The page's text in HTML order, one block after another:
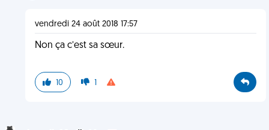
vendredi 24 août 2018 17:57
Non ça c’est sa sœur.
10 1